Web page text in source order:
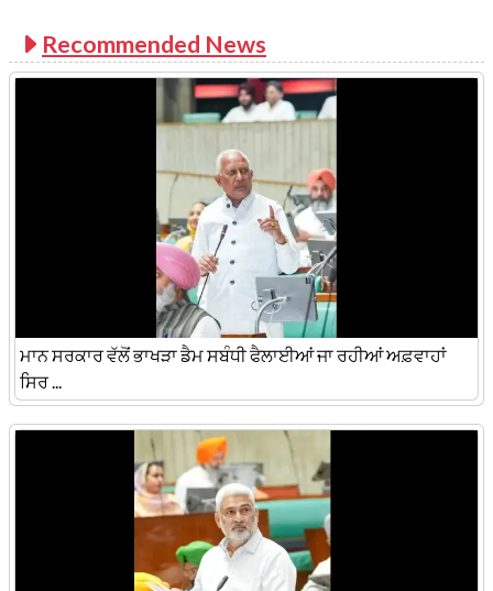
Recommended News
ਮਾਨ ਸਰਕਾਰ ਵੱਲੋਂ ਭਾਖੜਾ ਡੈਮ ਸਬੰਧੀ ਫੈਲਾਈਆਂ ਜਾ ਰਹੀਆਂ ਅਫ਼ਵਾਹਾਂ
ਸਿਰ ...